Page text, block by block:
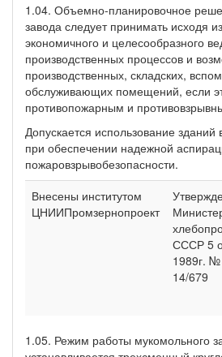
1.04. Объемно-планировочное
завода следует принимать исходя
экономичного и целесообразного
производственных процессов и
производственных, складских,
обслуживающих помещений, если
противопожарным и
Допускается использование
при обеспечении надежной
пожаровзрывобезопасности.
Внесены институтом
ЦНИИПромзернопроект
СССР 5
1989г.
14/679
1.05. Режим работы мукомольного